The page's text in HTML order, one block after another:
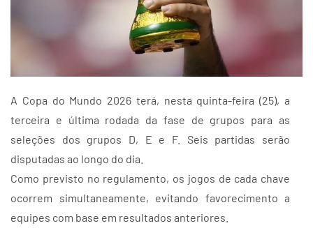
A Copa do Mundo 2026 terá, nesta quinta-feira (25), a
terceira e última rodada da fase de grupos para as
seleções dos grupos D, E e F. Seis partidas serão
disputadas ao longo do dia.
Como previsto no regulamento, os jogos de cada chave
ocorrem simultaneamente, evitando favorecimento a
equipes com base em resultados anteriores.